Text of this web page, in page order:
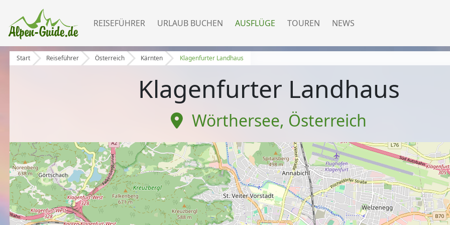
REISEFÜHRER URLAUB BUCHEN AUSFLÜGE TOUREN NEWS
Start Reiseführer Österreich Kärnten Klagenfurter Landhaus
Klagenfurter Landhaus
Wörthersee, Österreich